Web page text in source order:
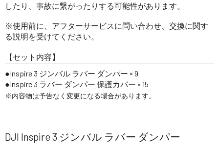
したり、事故に繋がったりする可能性があります。
※使用前に、アフターサービスに問い合わせ、交換に関す
る説明を受けてください。
【セット内容】
Inspire 3 ジンバル ラバー ダンパー × 9
Inspire 3 ラバー ダンパー 保護カバー × 15
※内容物は予告なく変更になる場合があります。
DJI Inspire 3 ジンバル ラバー ダンパー